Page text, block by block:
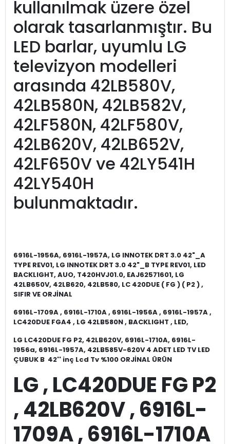
kullanılmak üzere özel
olarak tasarlanmıştır. Bu
LED barlar, uyumlu LG
televizyon modelleri
arasında 42LB580V,
42LB580N, 42LB582V,
42LF580N, 42LF580V,
42LB620V, 42LB652V,
42LF650V ve 42LY541H
42LY540H
bulunmaktadır.
6916L-1956A, 6916L-1957A, LG INNOTEK DRT 3.0 42"_A
TYPE REV01, LG INNOTEK DRT 3.0 42"_B TYPE REV01, LED
BACKLIGHT, AUO, T420HVJ01.0, EAJ62571601, LG
42LB650V, 42LB620, 42LB580, LC 420DUE ( FG ) ( P2 ) ,
SIFIR VE ORJİNAL
6916L-1709A , 6916L-1710A , 6916L-1956A , 6916L-1957A ,
LC420DUE FGA4 , LG 42LB580N , BACKLIGHT , LED,
LG LC420DUE FG P2, 42LB620V, 6916L-1710A, 6916L-
1956a, 6916L-1957A, 42LB585V-620V 4 ADET LED TV LED
ÇUBUK B 42'' inç Lcd Tv %100 ORJİNAL ÜRÜN
LG , LC420DUE FG P2
, 42LB620V , 6916L-
1709A , 6916L-1710A